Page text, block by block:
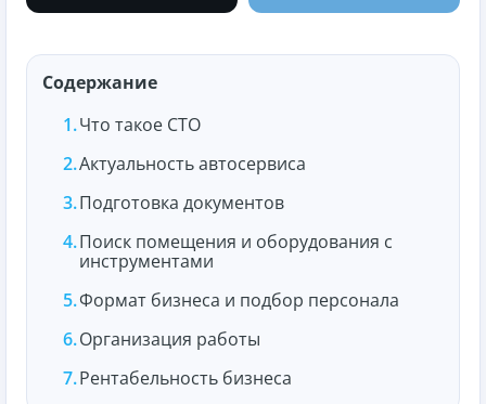
Содержание
Что такое СТО
Актуальность автосервиса
Подготовка документов
Поиск помещения и оборудования с
инструментами
Формат бизнеса и подбор персонала
Организация работы
Рентабельность бизнеса